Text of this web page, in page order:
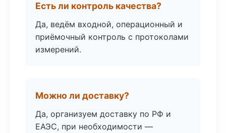
Есть ли контроль качества?
Да, ведём входной, операционный и
приёмочный контроль с протоколами
измерений.
Можно ли доставку?
Да, организуем доставку по РФ и
ЕАЭС, при необходимости —